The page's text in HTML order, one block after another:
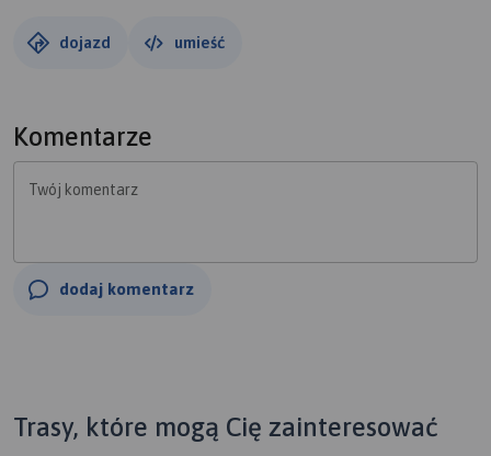
dojazd umieść
Komentarze
Twój komentarz
dodaj komentarz
Trasy, które mogą Cię zainteresować